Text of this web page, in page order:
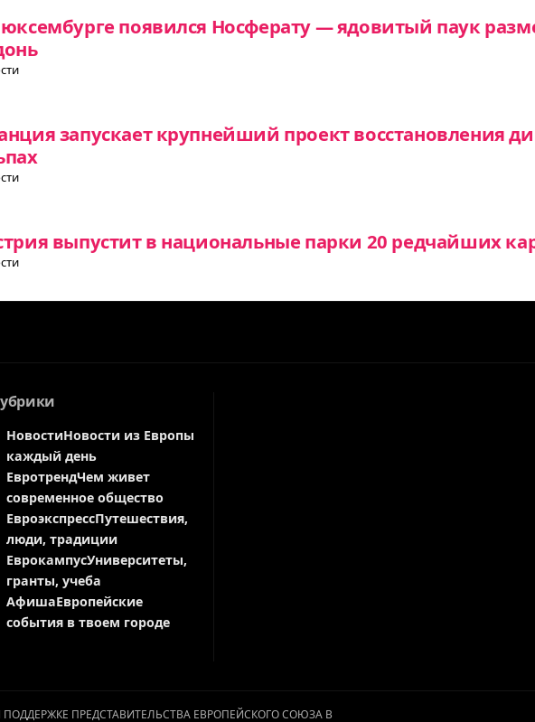
появился Носферату — ядовитый паук
запускает крупнейший проект восстановления
выпустит в национальные парки 20 редчайших
НовостиНовости из Европы
каждый день
ЕвротрендЧем живет
современное общество
ЕвроэкспрессПутешествия,
люди, традиции
ЕврокампусУниверситеты,
гранты, учеба
АфишаЕвропейские
события в твоем городе
ПОДДЕРЖКЕ ПРЕДСТАВИТЕЛЬСТВА ЕВРОПЕЙСКОГО СОЮЗА В